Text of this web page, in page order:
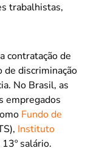
trabalhistas,
contratação de
de discriminação
No Brasil, as
empregados
Fundo de
Instituto
salário.